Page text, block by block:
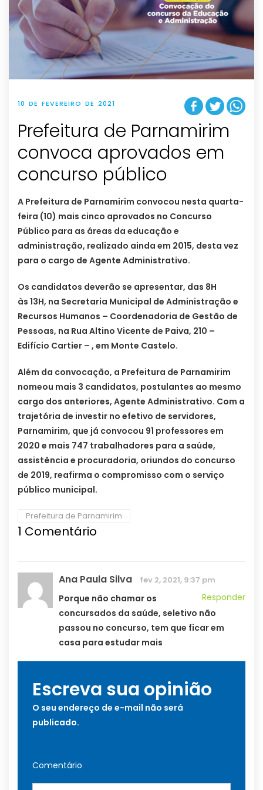
10 DE FEVEREIRO DE 2021
Prefeitura de Parnamirim
convoca aprovados em
concurso público
A Prefeitura de Parnamirim convocou nesta quarta-
feira (10) mais cinco aprovados no Concurso
Público para as áreas da educação e
administração, realizado ainda em 2015, desta vez
para o cargo de Agente Administrativo.
Os candidatos deverão se apresentar, das 8H
às 13H, na Secretaria Municipal de Administração e
Recursos Humanos – Coordenadoria de Gestão de
Pessoas, na Rua Altino Vicente de Paiva, 210 –
Edifício Cartier – , em Monte Castelo.
Além da convocação, a Prefeitura de Parnamirim
nomeou mais 3 candidatos, postulantes ao mesmo
cargo dos anteriores, Agente Administrativo. Com a
trajetória de investir no efetivo de servidores,
Parnamirim, que já convocou 91 professores em
2020 e mais 747 trabalhadores para a saúde,
assistência e procuradoria, oriundos do concurso
de 2019, reafirma o compromisso com o serviço
público municipal.
Prefeitura de Parnamirim
1 Comentário
Ana Paula Silva fev 2, 2021, 9:37 pm
Responder
Porque não chamar os
concursados da saúde, seletivo não
passou no concurso, tem que ficar em
casa para estudar mais
Escreva sua opinião
O seu endereço de e-mail não será
publicado.
Comentário